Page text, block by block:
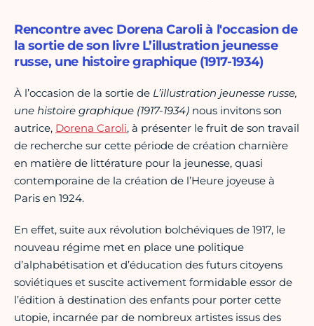
Rencontre avec Dorena Caroli à l'occasion de
la sortie de son livre L’illustration jeunesse
russe, une histoire graphique (1917-1934)
À l’occasion de la sortie de L’illustration jeunesse russe,
une histoire graphique (1917-1934) nous invitons son
autrice, Dorena Caroli, à présenter le fruit de son travail
de recherche sur cette période de création charnière
en matière de littérature pour la jeunesse, quasi
contemporaine de la création de l’Heure joyeuse à
Paris en 1924.
En effet, suite aux révolution bolchéviques de 1917, le
nouveau régime met en place une politique
d’alphabétisation et d’éducation des futurs citoyens
soviétiques et suscite activement formidable essor de
l’édition à destination des enfants pour porter cette
utopie, incarnée par de nombreux artistes issus des